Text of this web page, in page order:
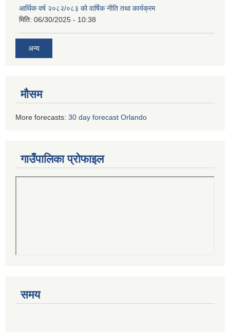
आर्थिक वर्ष २०८२/०८३ को वार्षिक नीति तथा कार्यक्रम
मिति: 06/30/2025 - 10:38
अन्य
मौसम
More forecasts: 30 day forecast Orlando
गाउँपालिका प्रोफाइल
समय